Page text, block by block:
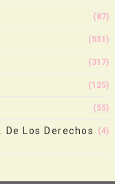
(87)
(551)
(317)
(125)
(55)
Los Derechos
(4)